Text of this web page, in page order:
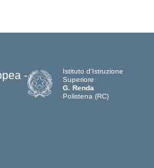
Istituto d'Istruzione
Superiore
G. Renda
Polistena (RC)